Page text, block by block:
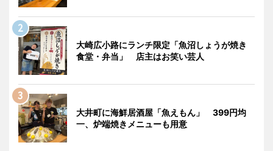
大崎広小路にランチ限定「魚沼しょうが焼き
食堂・弁当」 店主はお笑い芸人
大井町に海鮮居酒屋「魚えもん」 399円均
一、炉端焼きメニューも用意